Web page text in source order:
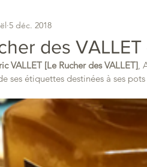
des
5 déc. 2018
VALLET [Le Rucher des VALLET],
ses étiquettes destinées à ses